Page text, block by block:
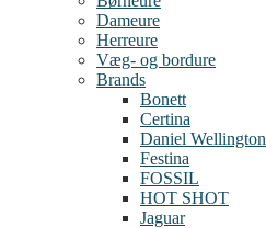
Dameure
Herreure
Væg- og bordure
Brands
Bonett
Certina
Daniel Wellington
Festina
FOSSIL
HOT SHOT
Jaguar